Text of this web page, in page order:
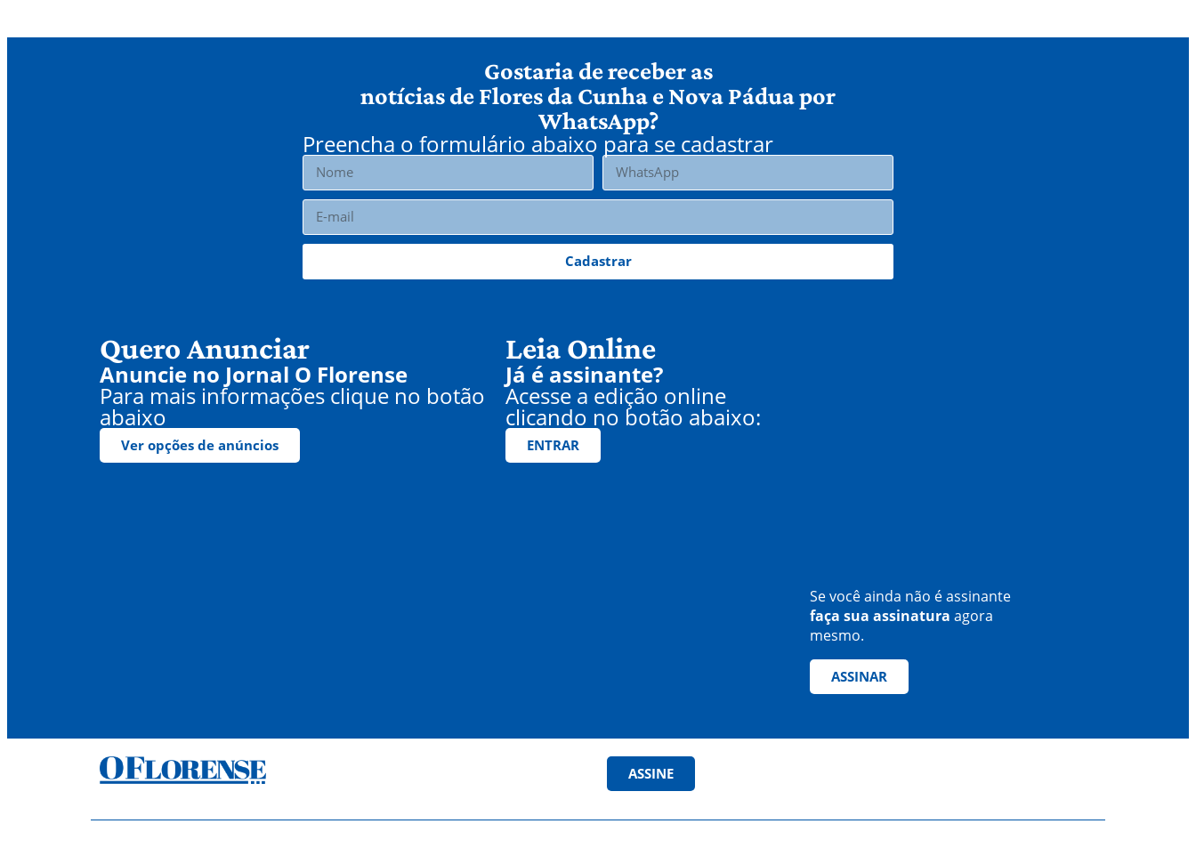
Gostaria de receber as
notícias de Flores da Cunha e Nova Pádua por
WhatsApp?
Preencha o formulário abaixo para se cadastrar
Cadastrar
Quero Anunciar
Anuncie no Jornal O Florense
Para mais informações clique no botão
abaixo
Ver opções de anúncios
Leia Online
Já é assinante?
Acesse a edição online
clicando no botão abaixo:
ENTRAR
Se você ainda não é assinante
faça sua assinatura agora
mesmo.
ASSINAR
ASSINE